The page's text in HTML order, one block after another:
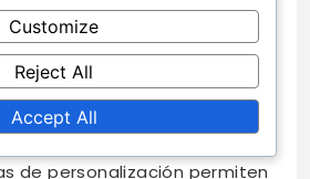
el servicio antes de
de
de personalización permiten
Customize
Reject All
Accept All